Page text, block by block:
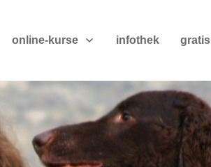
online-kurse infothek gratis